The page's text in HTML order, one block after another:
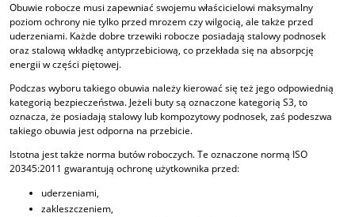
Obuwie robocze musi zapewniać swojemu właścicielowi maksymalny
poziom ochrony nie tylko przed mrozem czy wilgocią, ale także przed
uderzeniami. Każde dobre trzewiki robocze posiadają stalowy podnosek
oraz stalową wkładkę antyprzebiciową, co przekłada się na absorpcję
energii w części piętowej.
Podczas wyboru takiego obuwia należy kierować się też jego odpowiednią
kategorią bezpieczeństwa. Jeżeli buty są oznaczone kategorią S3, to
oznacza, że posiadają stalowy lub kompozytowy podnosek, zaś podeszwa
takiego obuwia jest odporna na przebicie.
Istotna jest także norma butów roboczych. Te oznaczone normą ISO
20345:2011 gwarantują ochronę użytkownika przed:
uderzeniami,
zakleszczeniem,